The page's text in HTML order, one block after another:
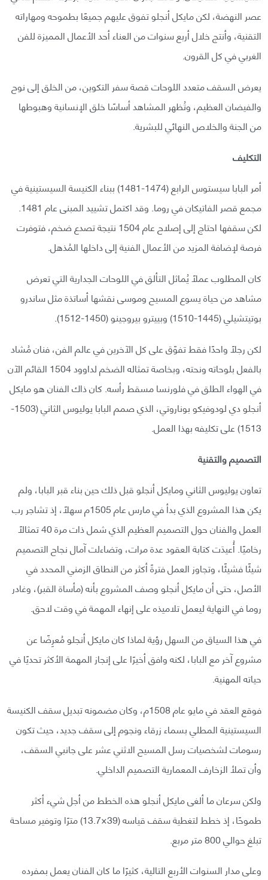
عصر النهضة، لكن مايكل أنجلو تفوق عليهم جميعًا بطموحه ومهاراته
التقنية، وأنتج خلال أربع سنوات من العناء أحد الأعمال المميزة للفن
الغربي في كل القرون.
يعرض السقف متعدد اللوحات قصة سفر التكوين، من الخلق إلى نوح
والفيضان العظيم، وتُظهر المشاهد أساسًا خلق الإنسانية وهبوطها
من الجنة والخلاص النهائي للبشرية.
التكليف
أمر البابا سيستوس الرابع (1474-1481) ببناء الكنيسة السيستينية في
مجمع قصر الفاتيكان في روما. وقد اكتمل تشييد المبنى عام 1481.
لكن سقفها احتاج إلى إصلاح عام 1504 نتيجة تصدع ضخم، فتوفرت
فرصة لإضافة المزيد من الأعمال الفنية إلى داخلها المُذهل.
كان المطلوب عملًا يُماثل التألق في اللوحات الجدارية التي تعرض
مشاهد من حياة يسوع المسيح وموسى نقشها أساتذة مثل ساندرو
بوتيتشيلي (1445-1510) وبييترو بيروجينو (1450-1512).
لكن رجلًا واحدًا فقط تفوّق على كل الآخرين في عالم الفن، فنان مُشاد
بالفعل بلوحاته ونحته، وبخاصة تمثاله الضخم لداوود 1504 القائم الآن
في الهواء الطلق في فلورنسا مسقط رأسه. كان ذاك الفنان هو مايكل
أنجلو دي لودوفيكو بوناروتي، الذي صمم البابا يوليوس الثاني (1503-
1513) على تكليفه بهذا العمل.
التصميم والتقنية
تعاون يوليوس الثاني ومايكل أنجلو قبل ذلك حين بناء قبر البابا، ولم
يكن هذا المشروع الذي بدأ في مارس عام 1505م سهلًا، إذ تشاجر رب
العمل والفنان حول التصميم العظيم الذي شمل ذات مرة 40 تمثالًا
رخاميًا. أُعيدَت كتابة العقود عدة مرات، وتضاءلت آمال نجاح التصميم
شيئًا فشيئًا، وتجاوز العمل فترةً أكثر من النطاق الزمني المحدد في
الأصل، حتى أن مايكل أنجلو وصف المشروع بأنه (مأساة القبر)، وغادر
روما في النهاية ليعمل تلاميذه على إنهاء المهمة في وقت لاحق.
في هذا السياق من السهل رؤية لماذا كان مايكل أنجلو مُعرِضًا عن
مشروع آخر مع البابا، لكنه وافق أخيرًا على إنجاز المهمة الأكثر تحديًا في
حياته المهنية.
فوقع العقد في مايو عام 1508م، وكان مضمونه تبديل سقف الكنيسة
السيستينية المطلي بسماء زرقاء ونجوم إلى سقف جديد، حيث تكون
رسومات لشخصيات رسل المسيح الاثني عشر على جانبي السقف،
وأن تملأ الزخارف المعمارية التصميم الداخلي.
ولكن سرعان ما ألغى مايكل أنجلو هذه الخطط من أجل شيء أكثر
طموحًا، إذ خطط لتغطية سقف قياسه (39×13.7) مترًا وتوفير مساحة
تبلغ حوالي 800 متر مربع.
وعلى مدار السنوات الأربع التالية، كثيرًا ما كان الفنان يعمل بمفرده